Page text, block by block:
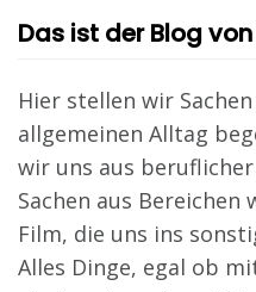
Das ist der Blog
Hier stellen wir
allgemeinen Alltag
wir uns aus
Sachen aus
Film, die uns ins
Alles Dinge, egal ob